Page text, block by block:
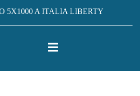
5X1000 A ITALIA LIBERTY